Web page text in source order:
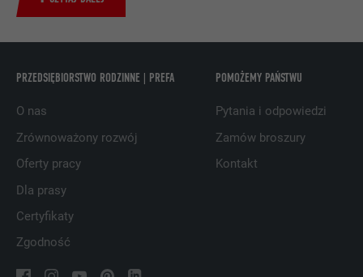
PRZEDSIĘBIORSTWO RODZINNE | PREFA
O nas
Zrównoważony rozwój
Oferty pracy
Dla prasy
Certyfikaty
Zgodność
POMOŻEMY PAŃSTWU
Pytania i odpowiedzi
Zamów broszury
Kontakt
CEL
Wykorzystuje usługę sieci
DOSTAWCA
PROCEDURA
prezentowania właściwej reklamy opartej